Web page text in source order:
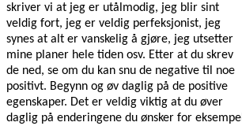
skriver vi at jeg er utålmodig, jeg blir sint
veldig fort, jeg er veldig perfeksjonist, jeg
synes at alt er vanskelig å gjøre, jeg utsetter
mine planer hele tiden osv. Etter at du skrev
de ned, se om du kan snu de negative til noe
positivt. Begynn og øv daglig på de positive
egenskaper. Det er veldig viktig at du øver
daglig på enderingene du ønsker for eksempel